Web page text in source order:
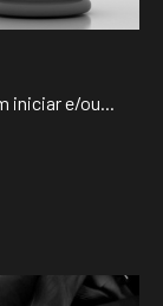
iniciar e/ou...